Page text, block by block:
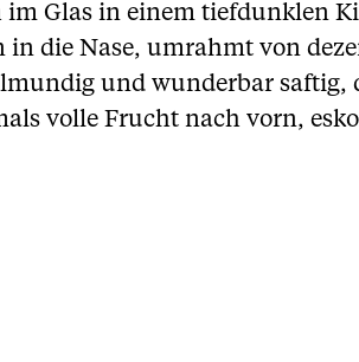
im Glas in einem tiefdunklen
die Nase, umrahmt von
und wunderbar saftig,
volle Frucht nach vorn,